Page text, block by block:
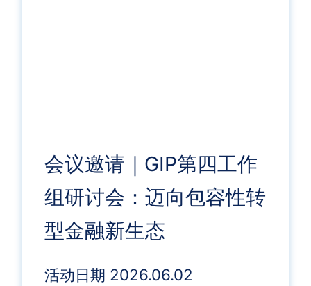
会议邀请｜GIP第四工作
组研讨会：迈向包容性转
型金融新生态
活动日期 2026.06.02